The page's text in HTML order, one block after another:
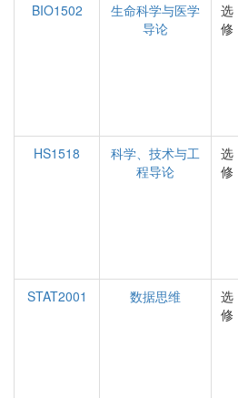
BIO1502
生命科学与医学
导论
选
修
HS1518
科学、技术与工
程导论
选
修
STAT2001
数据思维
选
修